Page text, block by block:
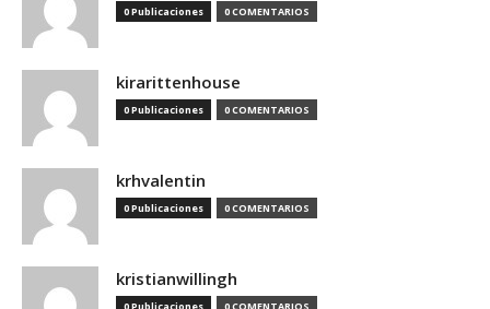
0 Publicaciones 0 COMENTARIOS
kirarittenhouse
0 Publicaciones 0 COMENTARIOS
krhvalentin
0 Publicaciones 0 COMENTARIOS
kristianwillingh